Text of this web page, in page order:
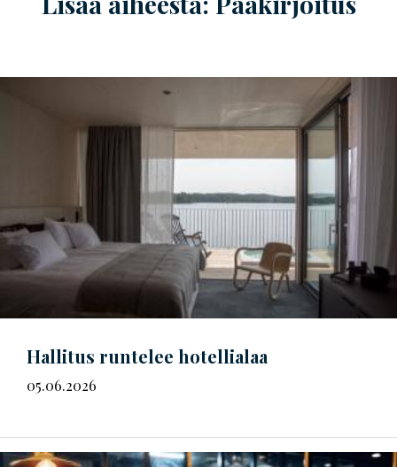
Hallitus runtelee hotellialaa
05.06.2026